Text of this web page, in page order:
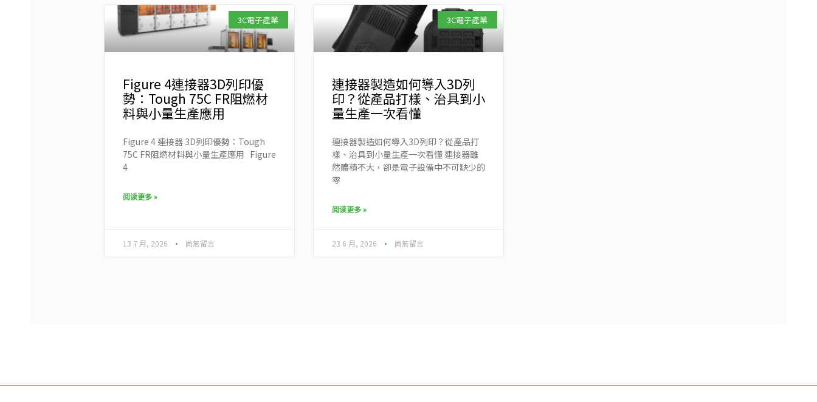
3C電子產業
Figure 4連接器3D列印優
勢：Tough 75C FR阻燃材
料與小量生產應用
Figure 4 連接器 3D列印優勢：Tough
75C FR阻燃材料與小量生產應用 Figure
4
阅读更多 »
13 7 月, 2026 尚無留言
3C電子產業
連接器製造如何導入3D列
印？從產品打樣、治具到小
量生產一次看懂
連接器製造如何導入3D列印？從產品打
樣、治具到小量生產一次看懂 連接器雖
然體積不大，卻是電子設備中不可缺少的
零
阅读更多 »
23 6 月, 2026 尚無留言